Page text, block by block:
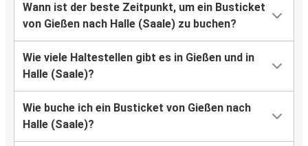
Wann ist der beste Zeitpunkt, um ein Busticket
von Gießen nach Halle (Saale) zu buchen?
Wie viele Haltestellen gibt es in Gießen und in
Halle (Saale)?
Wie buche ich ein Busticket von Gießen nach
Halle (Saale)?